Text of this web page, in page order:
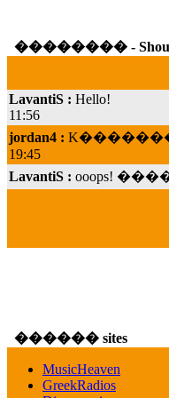
�������� -
11:56
jordan4 :
19:45
LavantiS :
���; ���� ���
veronica :E����
16:39
veronica :[URL] ����
������ sites
MusicHeaven
GreekRadios